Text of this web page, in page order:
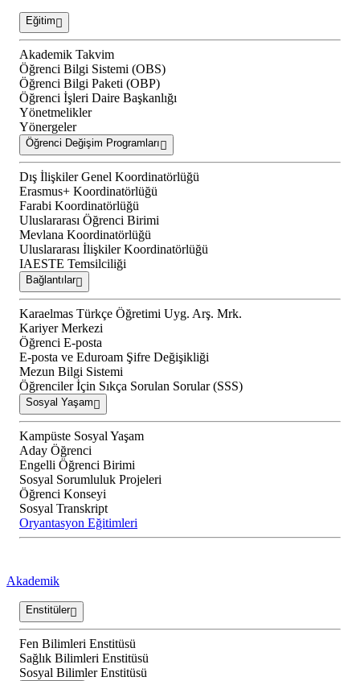
Eğitim
Akademik Takvim
Öğrenci Bilgi Sistemi (OBS)
Öğrenci Bilgi Paketi (OBP)
Öğrenci İşleri Daire Başkanlığı
Yönetmelikler
Yönergeler
Öğrenci Değişim Programları
Dış İlişkiler Genel Koordinatörlüğü
Erasmus+ Koordinatörlüğü
Farabi Koordinatörlüğü
Uluslararası Öğrenci Birimi
Mevlana Koordinatörlüğü
Uluslararası İlişkiler Koordinatörlüğü
IAESTE Temsilciliği
Bağlantılar
Karaelmas Türkçe Öğretimi Uyg. Arş. Mrk.
Kariyer Merkezi
Öğrenci E-posta
E-posta ve Eduroam Şifre Değişikliği
Mezun Bilgi Sistemi
Öğrenciler İçin Sıkça Sorulan Sorular (SSS)
Sosyal Yaşam
Kampüste Sosyal Yaşam
Aday Öğrenci
Engelli Öğrenci Birimi
Sosyal Sorumluluk Projeleri
Öğrenci Konseyi
Sosyal Transkript
Oryantasyon Eğitimleri
Akademik
Enstitüler
Fen Bilimleri Enstitüsü
Sağlık Bilimleri Enstitüsü
Sosyal Bilimler Enstitüsü